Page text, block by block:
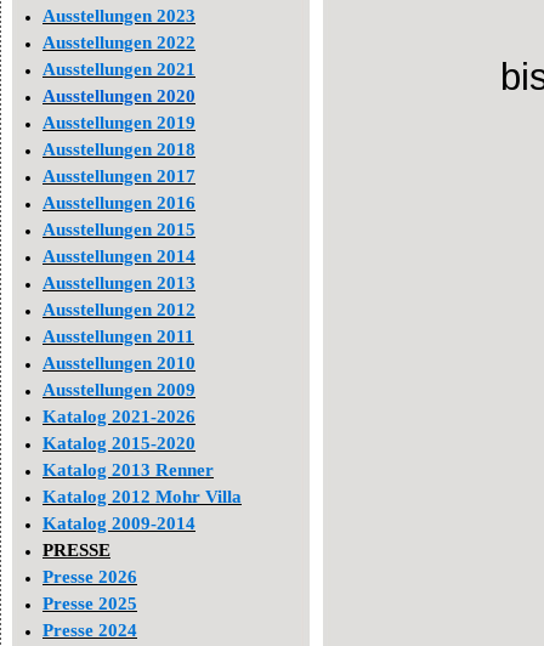
Ausstellungen 2023
Ausstellungen 2022
Ausstellungen 2021
Ausstellungen 2020
Ausstellungen 2019
Ausstellungen 2018
Ausstellungen 2017
Ausstellungen 2016
Ausstellungen 2015
Ausstellungen 2014
Ausstellungen 2013
Ausstellungen 2012
Ausstellungen 2011
Ausstellungen 2010
Ausstellungen 2009
Katalog 2021-2026
Katalog 2015-2020
Katalog 2013 Renner
Katalog 2012 Mohr Villa
Katalog 2009-2014
PRESSE
Presse 2026
Presse 2025
Presse 2024